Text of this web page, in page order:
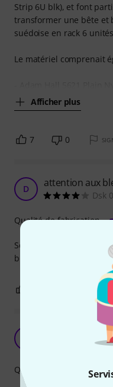
Strip 6U blk), et font
transformer une bête et
suédoise en rack 6
Le matériel comprenait
Afficher plus
7 0
D attention aux
Dsk
Se servir d'une pince
blessure, attention à
Qualité de fabrication
Qualité de fabrication